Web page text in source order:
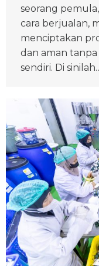
seorang
cara berjualan,
menciptakan
dan aman
sendiri. Di